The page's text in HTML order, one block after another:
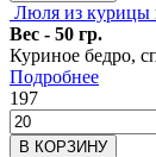
Люля из курицы
Вес - 50 гр.
Куриное бедро,
Подробнее
197
В КОРЗИНУ